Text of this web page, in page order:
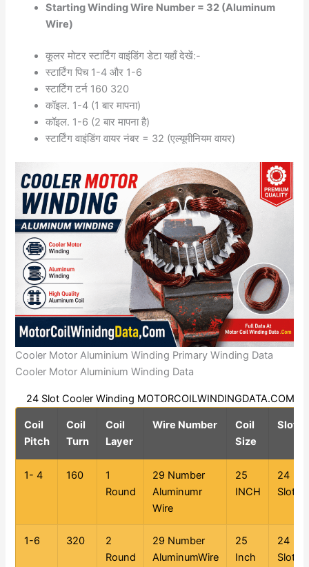
Starting Winding Wire Number = 32 (Aluminum
Wire)
कूलर मोटर स्टार्टिंग वाइंडिंग डेटा यहाँ देखें:-
स्टार्टिंग पिच 1-4 और 1-6
स्टार्टिंग टर्न 160 320
कॉइल. 1-4 (1 बार मापना)
कॉइल. 1-6 (2 बार मापना है)
स्टार्टिंग वाइंडिंग वायर नंबर = 32 (एल्यूमीनियम वायर)
Cooler Motor Aluminium Winding Primary Winding Data
Cooler Motor Aluminium Winding Data
24 Slot Cooler Winding MOTORCOILWINDINGDATA.COM
Coil
Pitch
Coil
Turn
Coil
Layer
Wire Number
Coil
Size
Slot
1- 4 160
1
Round
29 Number
Aluminumr
Wire
25
INCH
24
Slot
1-6 320
2
Round
29 Number
AluminumWire
25
Inch
24
Slot